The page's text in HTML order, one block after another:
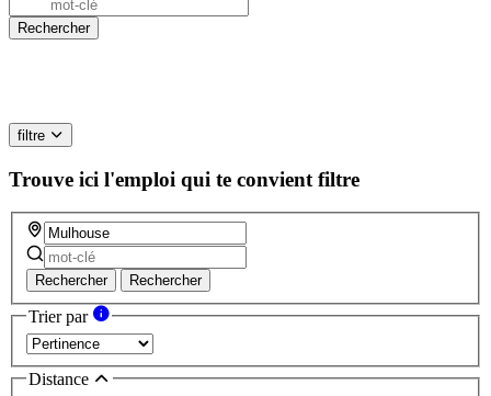
filtre
Trouve ici l'emploi qui te convient filtre
Rechercher Rechercher
Trier par
Distance